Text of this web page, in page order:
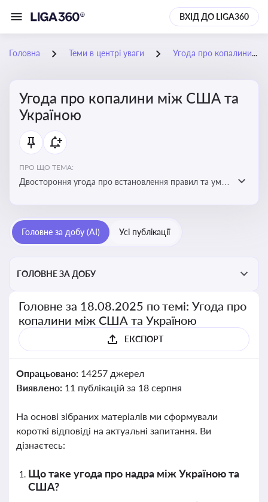
ВХІД ДО LIGA360
Головна Теми в центрі уваги Угода про копалини між США та Україною
Угода про копалини між США та
Україною
ПРО ЩО ТЕМА:
Двостороння угода про встановлення правил та умов
перспективи України
Головне за добу (AI) Усі публікації
ГОЛОВНЕ ЗА ДОБУ
Головне за 18.08.2025 по темі: Угода про
копалини між США та Україною
ЕКСПОРТ
Опрацьовано: 14257 джерел
Виявлено: 11 публікацій за 18 серпня
На основі зібраних матеріалів ми сформували
короткі відповіді на актуальні запитання. Ви
дізнаєтесь:
Що таке угода про надра між Україною та
США?